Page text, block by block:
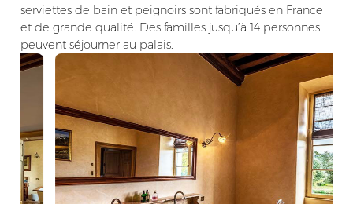
serviettes de bain et peignoirs sont fabriqués en France
et de grande qualité. Des familles jusqu’à 14 personnes
peuvent séjourner au palais.